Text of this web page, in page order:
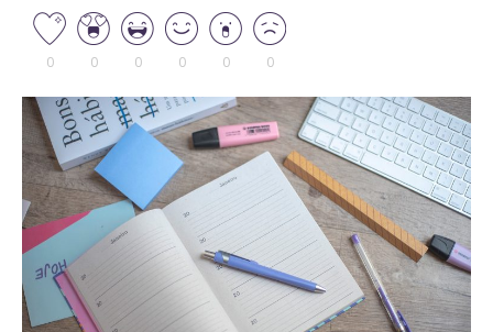
0 0 0 0 0 0